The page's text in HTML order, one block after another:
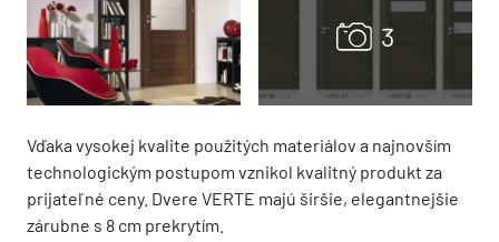
Vďaka vysokej kvalite použitých materiálov a najnovším
technologickým postupom vznikol kvalitný produkt za
prijateľné ceny. Dvere VERTE majú širšie, elegantnejšie
zárubne s 8 cm prekrytím.